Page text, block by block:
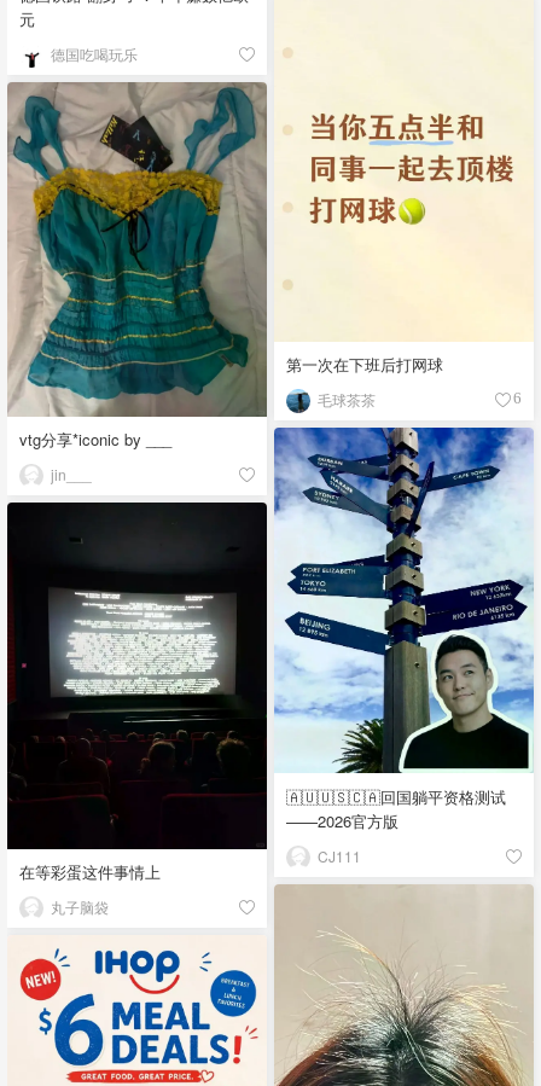
元
德国吃喝玩乐
第一次在下班后打网球
毛球茶茶 6
vtg分享*iconic by ___
jin___
🇦🇺🇺🇸🇨🇦回国躺平资格测试
——2026官方版
CJ111
在等彩蛋这件事情上
丸子脑袋